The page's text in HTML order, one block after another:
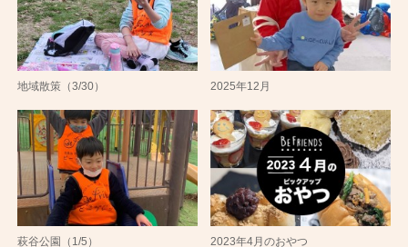
地域散策（3/30） 2025年12月
萩谷公園（1/5） 2023年4月のおやつ